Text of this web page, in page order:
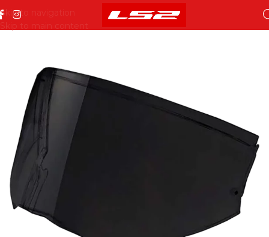
Skip to navigation
Skip to main content